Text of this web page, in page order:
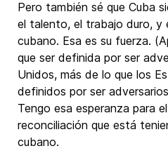
Pero también sé que Cuba
el talento, el trabajo duro, y
cubano. Esa es su fuerza.
que ser definida por ser
Unidos, más de lo que los
definidos por ser
Tengo esa esperanza para
reconciliación que está
cubano.